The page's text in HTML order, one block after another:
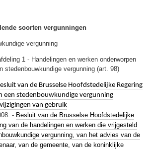
soorten vergunningen
vergunning
1 - Handelingen en werken onderworpen
stedenbouwkundige vergunning (art. 98)
van de Brusselse Hoofdstedelijke Regering
een stedenbouwkundige vergunning
van gebruik
- Besluit van de Brusselse Hoofdstedelijke
van de handelingen en werken die vrijgesteld
vergunning, van het advies van de
van de gemeente, van de koninklijke